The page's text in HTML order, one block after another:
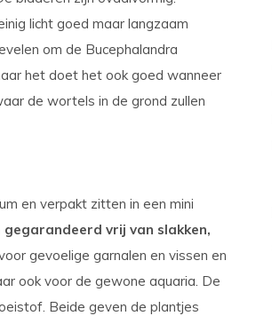
licht goed maar langzaam
om de Bucephalandra
het doet het ook goed wanneer
de wortels in de grond zullen
en verpakt zitten in een mini
gegarandeerd vrij van slakken,
gevoelige garnalen en vissen en
ook voor de gewone aquaria. De
Beide geven de plantjes